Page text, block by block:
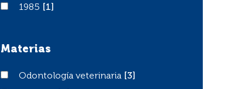
19851985 [1]
Materias
Odontología veterinaria
Odontología veterinaria
[3]